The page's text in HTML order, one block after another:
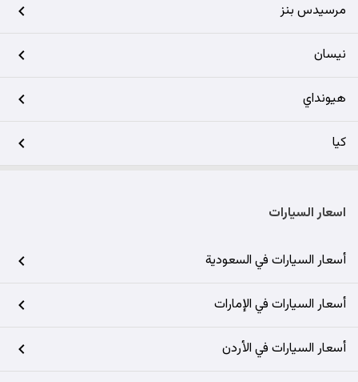
مرسيدس بنز
نيسان
هيونداي
كيا
اسعار السيارات
أسعار السيارات في السعودية
أسعار السيارات في الإمارات
أسعار السيارات في الأردن